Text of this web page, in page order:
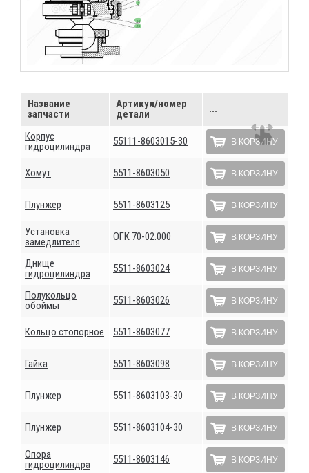
Название
запчасти
Артикул/номер
детали
...
Корпус
гидроцилиндра
55111-8603015-30 В КОРЗИНУ
Хомут 5511-8603050 В КОРЗИНУ
Плунжер 5511-8603125 В КОРЗИНУ
Установка
замедлителя
ОГК 70-02.000 В КОРЗИНУ
Днище
гидроцилиндра
5511-8603024 В КОРЗИНУ
Полукольцо
обоймы
5511-8603026 В КОРЗИНУ
Кольцо стопорное 5511-8603077 В КОРЗИНУ
Гайка 5511-8603098 В КОРЗИНУ
Плунжер 5511-8603103-30 В КОРЗИНУ
Плунжер 5511-8603104-30 В КОРЗИНУ
Опора
гидроцилиндра
5511-8603146 В КОРЗИНУ